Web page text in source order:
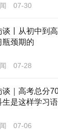
07-30
谈丨从初中到
瓶颈期的
07-28
谈｜高考总分
生是这样学习
07-06